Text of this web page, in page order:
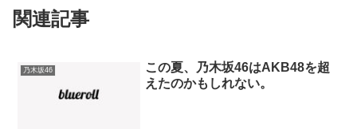
関連記事
乃木坂46
この夏、乃木坂46はAKB48を超
えたのかもしれない。